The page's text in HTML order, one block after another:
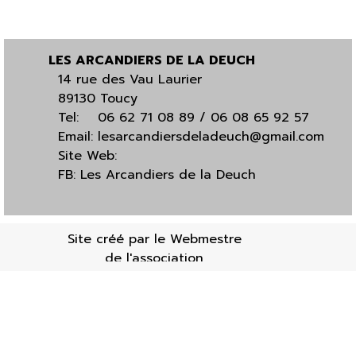
LES ARCANDIERS DE LA DEUCH
14 rue des Vau Laurier
89130 Toucy
Tel: 06 62 71 08 89 / 06 08 65 92 57
Email: lesarcandiersdeladeuch@gmail.com
Site Web:
FB: Les Arcandiers de la Deuch
Site créé par le Webmestre
de l'association